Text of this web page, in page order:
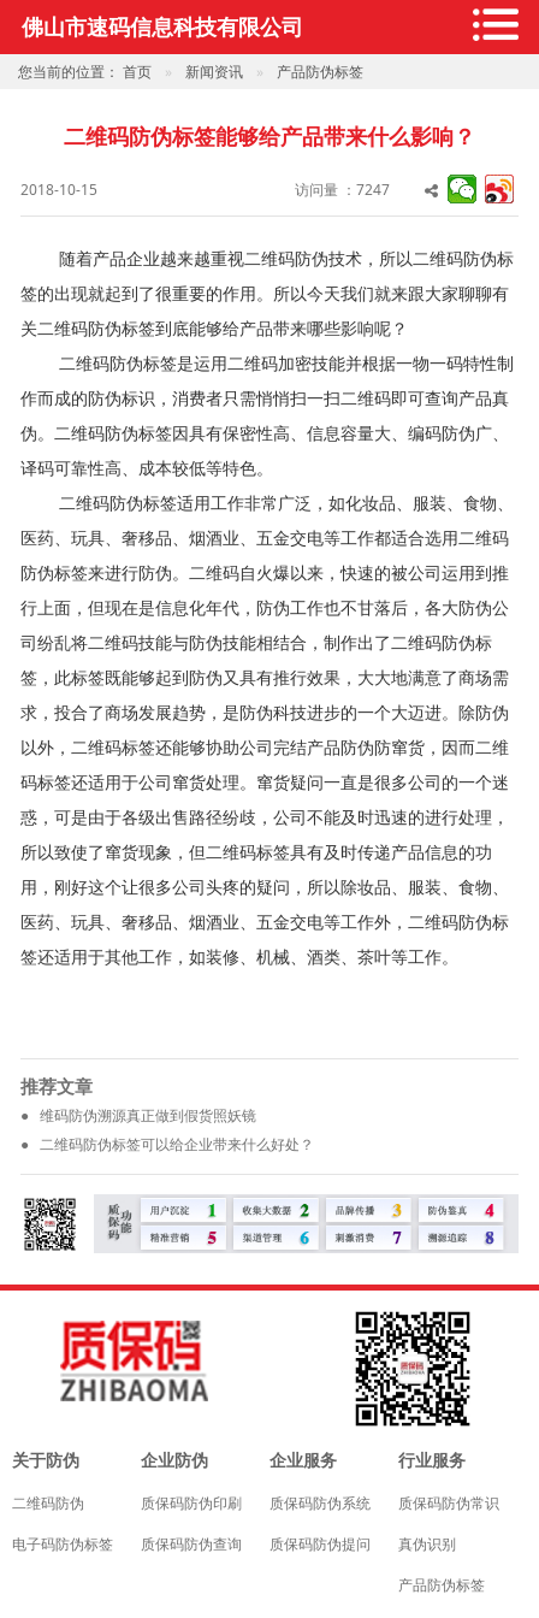
佛山市速码信息科技有限公司
您当前的位置： 首页 新闻资讯 产品防伪标签
二维码防伪标签能够给产品带来什么影响？
2018-10-15 访问量 ：7247
随着产品企业越来越重视二维码防伪技术，所以二维码防伪标
签的出现就起到了很重要的作用。所以今天我们就来跟大家聊聊有
关二维码防伪标签到底能够给产品带来哪些影响呢？
二维码防伪标签是运用二维码加密技能并根据一物一码特性制
作而成的防伪标识，消费者只需悄悄扫一扫二维码即可查询产品真
伪。二维码防伪标签因具有保密性高、信息容量大、编码防伪广、
译码可靠性高、成本较低等特色。
二维码防伪标签适用工作非常广泛，如化妆品、服装、食物、
医药、玩具、奢移品、烟酒业、五金交电等工作都适合选用二维码
防伪标签来进行防伪。二维码自火爆以来，快速的被公司运用到推
行上面，但现在是信息化年代，防伪工作也不甘落后，各大防伪公
司纷乱将二维码技能与防伪技能相结合，制作出了二维码防伪标
签，此标签既能够起到防伪又具有推行效果，大大地满意了商场需
求，投合了商场发展趋势，是防伪科技进步的一个大迈进。除防伪
以外，二维码标签还能够协助公司完结产品防伪防窜货，因而二维
码标签还适用于公司窜货处理。窜货疑问一直是很多公司的一个迷
惑，可是由于各级出售路径纷歧，公司不能及时迅速的进行处理，
所以致使了窜货现象，但二维码标签具有及时传递产品信息的功
用，刚好这个让很多公司头疼的疑问，所以除妆品、服装、食物、
医药、玩具、奢移品、烟酒业、五金交电等工作外，二维码防伪标
签还适用于其他工作，如装修、机械、酒类、茶叶等工作。
推荐文章
● 维码防伪溯源真正做到假货照妖镜
● 二维码防伪标签可以给企业带来什么好处？
关于防伪
二维码防伪
电子码防伪标签
企业防伪
质保码防伪印刷
质保码防伪查询
企业服务
质保码防伪系统
质保码防伪提问
行业服务
质保码防伪常识
真伪识别
产品防伪标签